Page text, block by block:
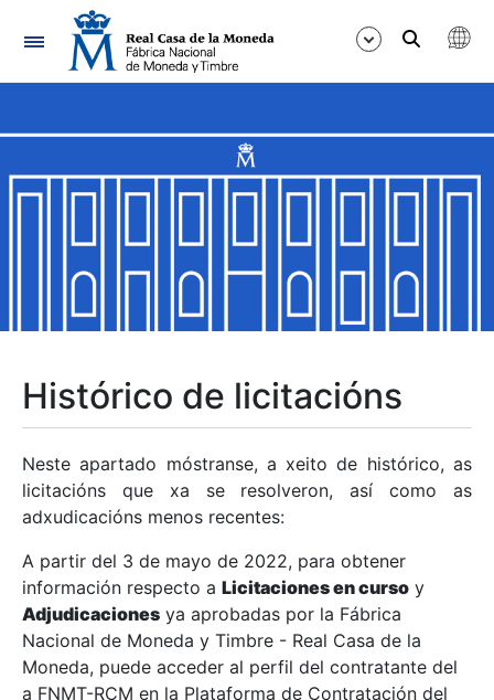
Navegación
Mostrar/Ocultar
Mostrar/Ocultar
Mostrar/Ocultar
Mostrar/Ocultar
Mostrar/Ocultar
Mostrar/Ocultar
Histórico de licitacións
Neste apartado móstranse, a xeito de histórico, as
licitacións que xa se resolveron, así como as
adxudicacións menos recentes:
A partir del 3 de mayo de 2022, para obtener
información respecto a Licitaciones en curso y
Adjudicaciones ya aprobadas por la Fábrica
Nacional de Moneda y Timbre - Real Casa de la
Moneda, puede acceder al perfil del contratante del
a FNMT-RCM en la Plataforma de Contratación del